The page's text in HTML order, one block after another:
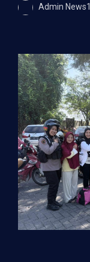
Admin News1